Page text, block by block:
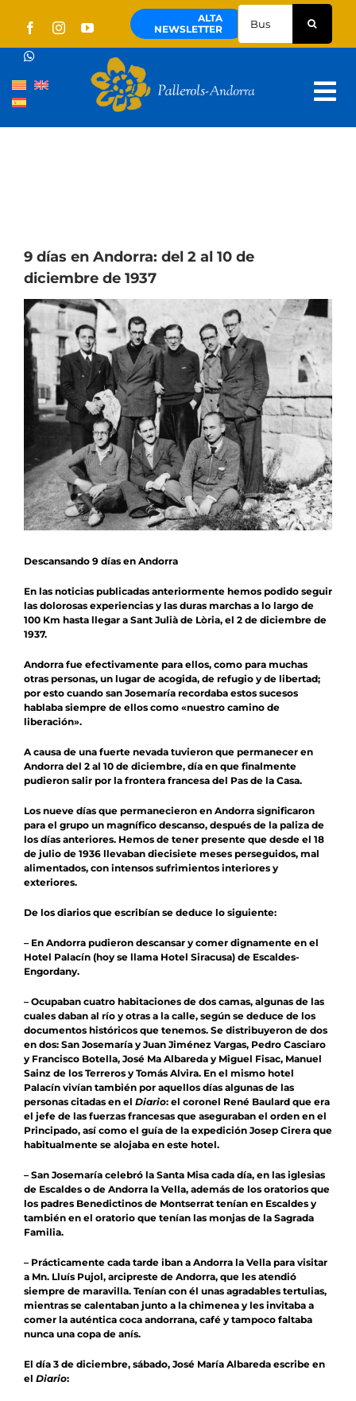
content
ALTA
NEWSLETTER
Buscar:
Quienes Somos
Territorio y cultura
Noticias
Agenda
Contacto
9 días en Andorra: del 2 al 10 de
diciembre de 1937
Descansando 9 días en Andorra
En las noticias publicadas anteriormente hemos podido seguir
las dolorosas experiencias y las duras marchas a lo largo de
100 Km hasta llegar a Sant Julià de Lòria, el 2 de diciembre de
1937.
Andorra fue efectivamente para ellos, como para muchas
otras personas, un lugar de acogida, de refugio y de libertad;
por esto cuando san Josemaría recordaba estos sucesos
hablaba siempre de ellos como «nuestro camino de
liberación».
A causa de una fuerte nevada tuvieron que permanecer en
Andorra del 2 al 10 de diciembre, día en que finalmente
pudieron salir por la frontera francesa del Pas de la Casa.
Los nueve días que permanecieron en Andorra significaron
para el grupo un magnífico descanso, después de la paliza de
los días anteriores. Hemos de tener presente que desde el 18
de julio de 1936 llevaban diecisiete meses perseguidos, mal
alimentados, con intensos sufrimientos interiores y
exteriores.
De los diarios que escribían se deduce lo siguiente:
– En Andorra pudieron descansar y comer dignamente en el
Hotel Palacín (hoy se llama Hotel Siracusa) de Escaldes-
Engordany.
– Ocupaban cuatro habitaciones de dos camas, algunas de las
cuales daban al río y otras a la calle, según se deduce de los
documentos históricos que tenemos. Se distribuyeron de dos
en dos: San Josemaría y Juan Jiménez Vargas, Pedro Casciaro
y Francisco Botella, José Ma Albareda y Miguel Fisac, Manuel
Sainz de los Terreros y Tomás Alvira. En el mismo hotel
Palacín vivían también por aquellos días algunas de las
personas citadas en el Diario: el coronel René Baulard que era
el jefe de las fuerzas francesas que aseguraban el orden en el
Principado, así como el guía de la expedición Josep Cirera que
habitualmente se alojaba en este hotel.
– San Josemaría celebró la Santa Misa cada día, en las iglesias
de Escaldes o de Andorra la Vella, además de los oratorios que
los padres Benedictinos de Montserrat tenían en Escaldes y
también en el oratorio que tenían las monjas de la Sagrada
Familia.
– Prácticamente cada tarde iban a Andorra la Vella para visitar
a Mn. Lluís Pujol, arcipreste de Andorra, que les atendió
siempre de maravilla. Tenían con él unas agradables tertulias,
mientras se calentaban junto a la chimenea y les invitaba a
comer la auténtica coca andorrana, café y tampoco faltaba
nunca una copa de anís.
El día 3 de diciembre, sábado, José María Albareda escribe en
el Diario: